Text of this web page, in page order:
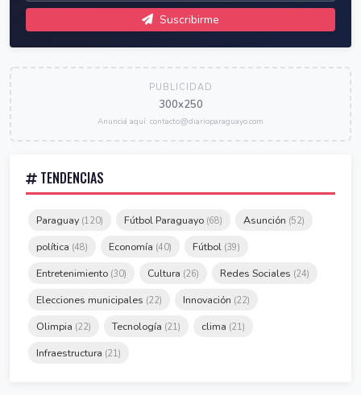
Suscribirme
PUBLICIDAD
300x250
Anunciá aquí: contacto@diarioparaguayo.com
TENDENCIAS
Paraguay (120) Fútbol Paraguayo (68) Asunción (52)
política (48) Economía (40) Fútbol (39)
Entretenimiento (30) Cultura (26) Redes Sociales (24)
Elecciones municipales (22) Innovación (22)
Olimpia (22) Tecnología (21) clima (21)
Infraestructura (21)